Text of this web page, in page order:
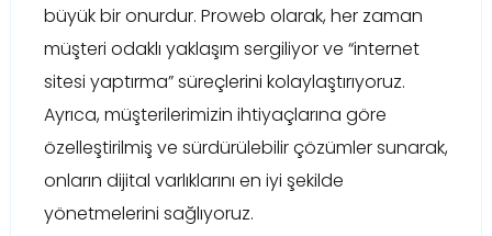
büyük bir onurdur. Proweb olarak, her zaman
müşteri odaklı yaklaşım sergiliyor ve “internet
sitesi yaptırma” süreçlerini kolaylaştırıyoruz.
Ayrıca, müşterilerimizin ihtiyaçlarına göre
özelleştirilmiş ve sürdürülebilir çözümler sunarak,
onların dijital varlıklarını en iyi şekilde
yönetmelerini sağlıyoruz.